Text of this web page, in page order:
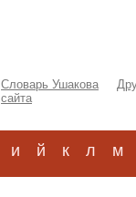
Словарь Ушакова
сайта
и й к л м